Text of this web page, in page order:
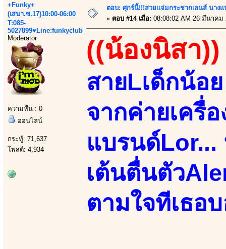
+Funky+
(เสนา.ซ.17)10:00-06:00
T:085-
5027899♥Line:funkyclub
Moderator
ความหื่น : 0
ออนไลน์
กระทู้: 71,637
โพสต์: 4,934
ตอบ: ศุกร์นี้!!!สวยแจ่มกระชากเลนส์ นาง
« ตอบ #14 เมื่อ: 08:08:02 AM 26 มีนาคม
((น้องนิสา))
สายLเด็กน้อ
จากค่ายเครื่อ
แบรนด์
เต้นตื่นตัว
ตามใจทีเธอ